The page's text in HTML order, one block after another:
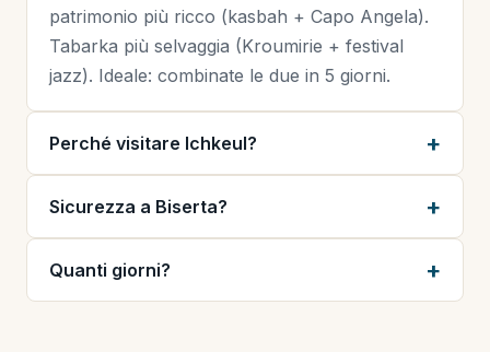
patrimonio più ricco (kasbah + Capo Angela).
Tabarka più selvaggia (Kroumirie + festival
jazz). Ideale: combinate le due in 5 giorni.
Perché visitare Ichkeul?
Sicurezza a Biserta?
Quanti giorni?